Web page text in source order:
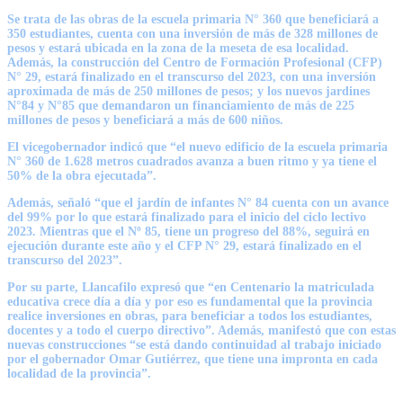
Se trata de las obras de la escuela primaria N° 360 que beneficiará a
350 estudiantes, cuenta con una inversión de más de 328 millones de
pesos y estará ubicada en la zona de la meseta de esa localidad.
Además, la construcción del Centro de Formación Profesional (CFP)
N° 29, estará finalizado en el transcurso del 2023, con una inversión
aproximada de más de 250 millones de pesos; y los nuevos jardines
N°84 y N°85 que demandaron un financiamiento de más de 225
millones de pesos y beneficiará a más de 600 niños.
El vicegobernador indicó que “el nuevo edificio de la escuela primaria
N° 360 de 1.628 metros cuadrados avanza a buen ritmo y ya tiene el
50% de la obra ejecutada”.
Además, señaló “que el jardín de infantes N° 84 cuenta con un avance
del 99% por lo que estará finalizado para el inicio del ciclo lectivo
2023. Mientras que el Nº 85, tiene un progreso del 88%, seguirá en
ejecución durante este año y el CFP N° 29, estará finalizado en el
transcurso del 2023”.
Por su parte, Llancafilo expresó que “en Centenario la matriculada
educativa crece día a día y por eso es fundamental que la provincia
realice inversiones en obras, para beneficiar a todos los estudiantes,
docentes y a todo el cuerpo directivo”. Además, manifestó que con estas
nuevas construcciones “se está dando continuidad al trabajo iniciado
por el gobernador Omar Gutiérrez, que tiene una impronta en cada
localidad de la provincia”.